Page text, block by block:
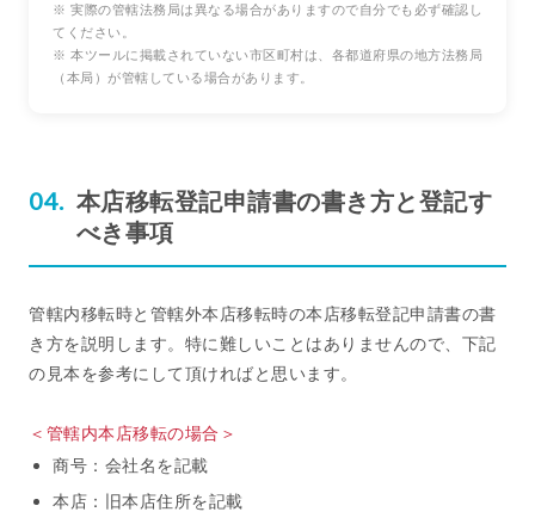
※ 実際の管轄法務局は異なる場合がありますので自分でも必ず確認し
てください。
※ 本ツールに掲載されていない市区町村は、各都道府県の地方法務局
（本局）が管轄している場合があります。
本店移転登記申請書の書き方と登記す
べき事項
管轄内移転時と管轄外本店移転時の本店移転登記申請書の書
き方を説明します。特に難しいことはありませんので、下記
の見本を参考にして頂ければと思います。
＜管轄内本店移転の場合＞
商号：会社名を記載
本店：旧本店住所を記載